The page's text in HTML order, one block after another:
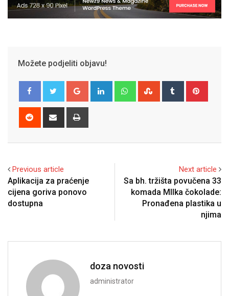
Možete podjeliti objavu!
Google+ LinkedIn WhatsappStumbleUpon
Tumblr
Reddit
Share
Previous article
Aplikacija za praćenje
cijena goriva ponovo
dostupna
Next article
Sa bh. tržišta povučena 33
komada MIlka čokolade:
Pronađena plastika u
njima
doza novosti
administrator